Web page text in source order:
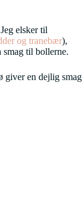
elsker til
og tranebær),
smag til bollerne.
giver en dejlig smag